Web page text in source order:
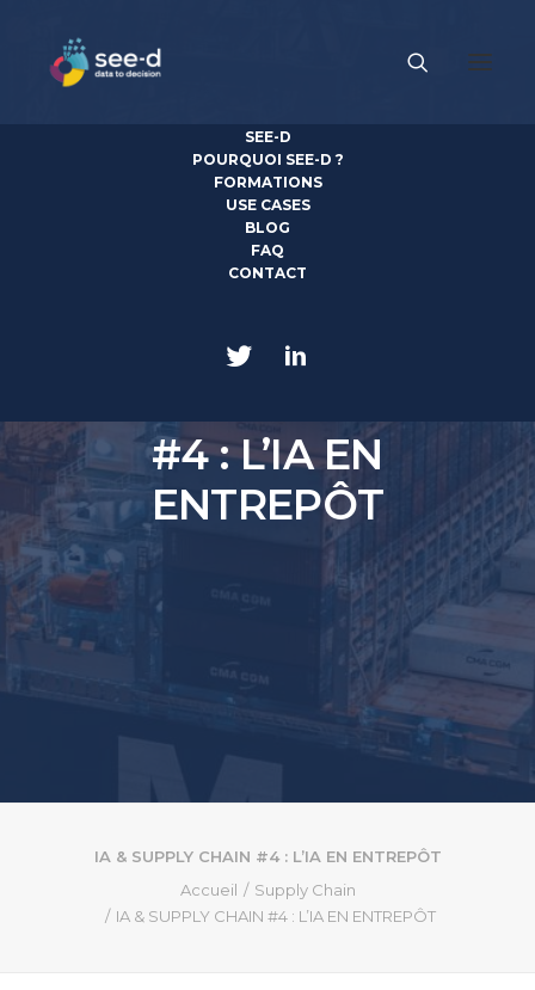
SEE-D
POURQUOI SEE-D ?
FORMATIONS
USE CASES
BLOG
FAQ
CONTACT
INSUPPLY CHAIN
#4 : L’IA EN
ENTREPÔT
IA & SUPPLY CHAIN #4 : L’IA EN ENTREPÔT
Accueil
Supply Chain
IA & SUPPLY CHAIN #4 : L’IA EN ENTREPÔT